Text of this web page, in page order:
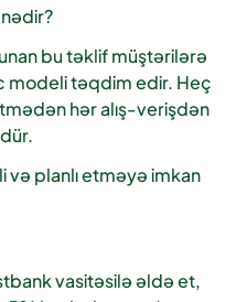
bu təklif müştərilərə
modeli təqdim edir. Heç
hər alış-verişdən
və planlı etməyə imkan
vasitəsilə əldə et,